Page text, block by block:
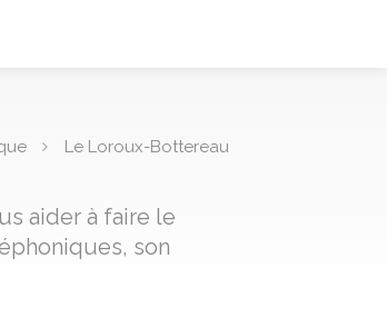
Le Loroux-Bottereau
aider à faire le
son